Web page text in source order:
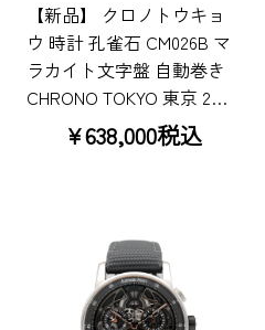
【新品】 クロノトウキョ
ウ 時計 孔雀石 CM026B マ
ラカイト文字盤 自動巻き
CHRONO TOKYO 東京 2…
¥638,000税込